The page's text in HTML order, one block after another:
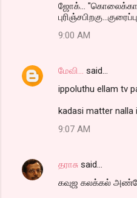
ஜோக்...
9:00 AM
மேவி...
said…
ippoluthu ellam tv
kadasi matter nalla
9:07 AM
தராசு said…
கவுஜ கலக்கல்